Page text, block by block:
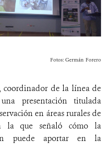
Fotos: Germán Forero
coordinador de la línea de
presentación titulada
en áreas rurales de
la que señaló cómo la
puede aportar en la